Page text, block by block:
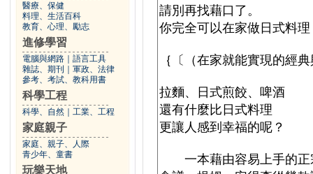
醫療、保健
料理、生活百科
教育、心理、勵志
進修學習
電腦與網路
語言工具
雜誌、期刊
軍政、法律
參考、考試、教科用書
科學工程
科學、自然 工業、工程
家庭親子
家庭、親子、人際
青少年、童書
玩樂天地